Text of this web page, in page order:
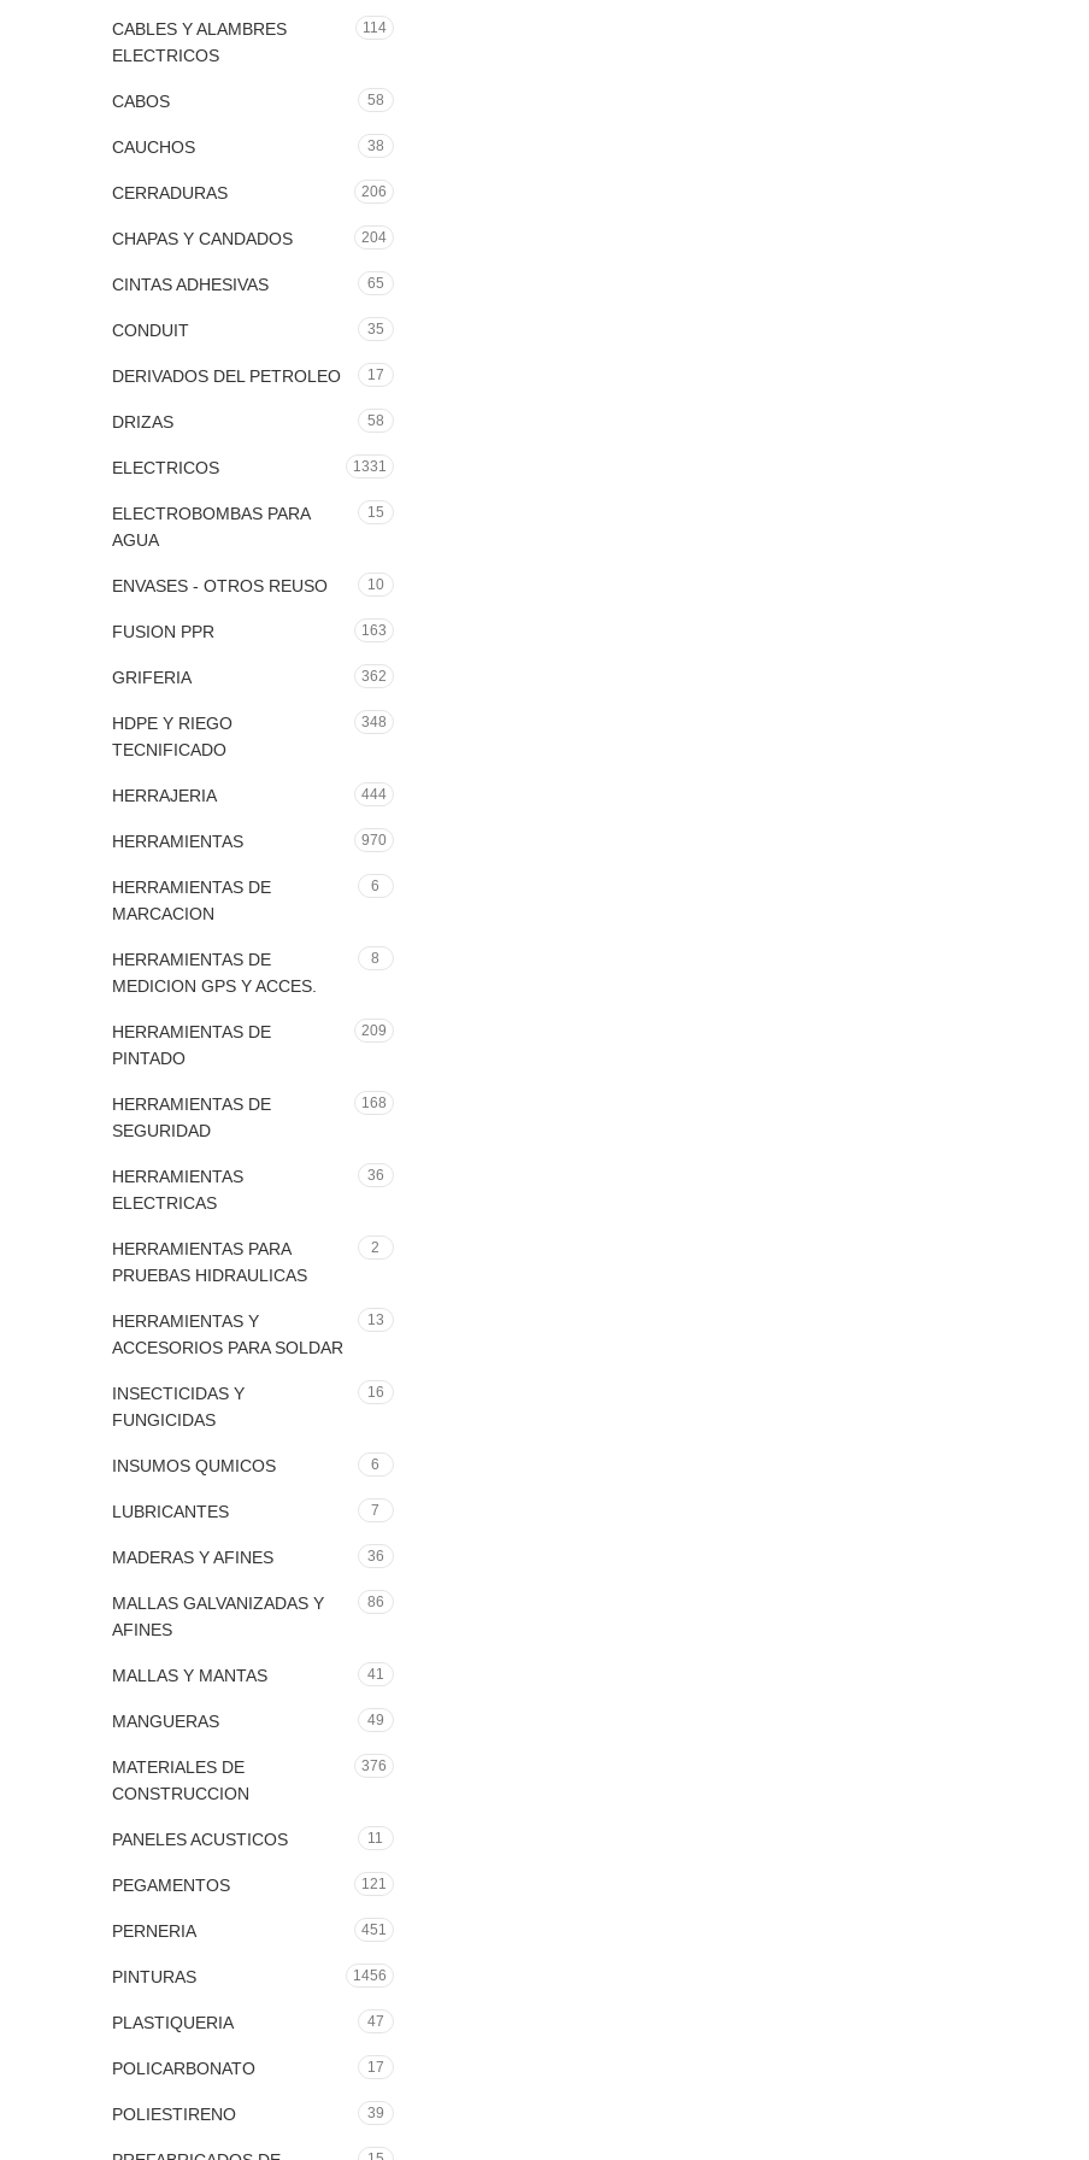
CABLES Y ALAMBRES
ELECTRICOS
114
CABOS 58
CAUCHOS 38
CERRADURAS 206
CHAPAS Y CANDADOS 204
CINTAS ADHESIVAS 65
CONDUIT 35
DERIVADOS DEL PETROLEO 17
DRIZAS 58
ELECTRICOS 1331
ELECTROBOMBAS PARA
AGUA
15
ENVASES - OTROS REUSO 10
FUSION PPR 163
GRIFERIA 362
HDPE Y RIEGO
TECNIFICADO
348
HERRAJERIA 444
HERRAMIENTAS 970
HERRAMIENTAS DE
MARCACION
6
HERRAMIENTAS DE
MEDICION GPS Y ACCES.
8
HERRAMIENTAS DE
PINTADO
209
HERRAMIENTAS DE
SEGURIDAD
168
HERRAMIENTAS
ELECTRICAS
36
HERRAMIENTAS PARA
PRUEBAS HIDRAULICAS
2
HERRAMIENTAS Y
ACCESORIOS PARA SOLDAR
13
INSECTICIDAS Y
FUNGICIDAS
16
INSUMOS QUMICOS 6
LUBRICANTES 7
MADERAS Y AFINES 36
MALLAS GALVANIZADAS Y
AFINES
86
MALLAS Y MANTAS 41
MANGUERAS 49
MATERIALES DE
CONSTRUCCION
376
PANELES ACUSTICOS 11
PEGAMENTOS 121
PERNERIA 451
PINTURAS 1456
PLASTIQUERIA 47
POLICARBONATO 17
POLIESTIRENO 39